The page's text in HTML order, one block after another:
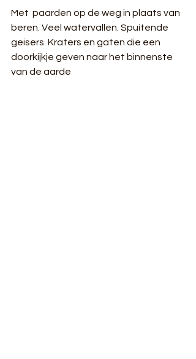
Met  paarden op de weg in plaats van
beren. Veel watervallen. Spuitende
geisers. Kraters en gaten die een
doorkijkje geven naar het binnenste
van de aarde